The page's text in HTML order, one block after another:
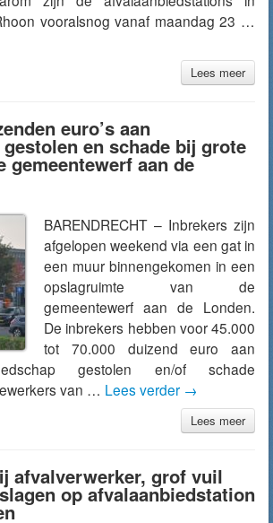
vooralsnog vanaf maandag 23 …
Lees meer
euro’s aan
en schade bij grote
gemeentewerf aan de
BARENDRECHT – Inbrekers zijn
afgelopen weekend via een gat in
een muur binnengekomen in een
opslagruimte van de
gemeentewerf aan de Londen.
De inbrekers hebben voor 45.000
tot 70.000 duizend euro aan
gestolen en/of schade
van … Lees verder →
Lees meer
afvalverwerker, grof vuil
op afvalaanbiedstation